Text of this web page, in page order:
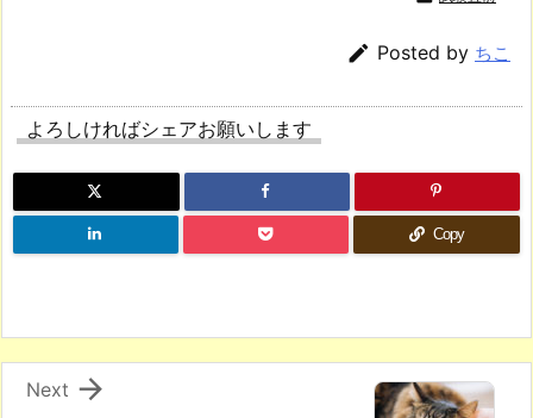
 Posted by ちこ
よろしければシェアお願いします
Copy

Next